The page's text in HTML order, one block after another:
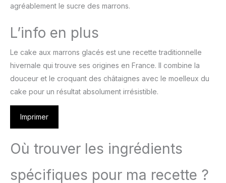
agréablement le sucre des marrons.
L’info en plus
Le cake aux marrons glacés est une recette traditionnelle
hivernale qui trouve ses origines en France. Il combine la
douceur et le croquant des châtaignes avec le moelleux du
cake pour un résultat absolument irrésistible.
Imprimer
Où trouver les ingrédients
spécifiques pour ma recette ?